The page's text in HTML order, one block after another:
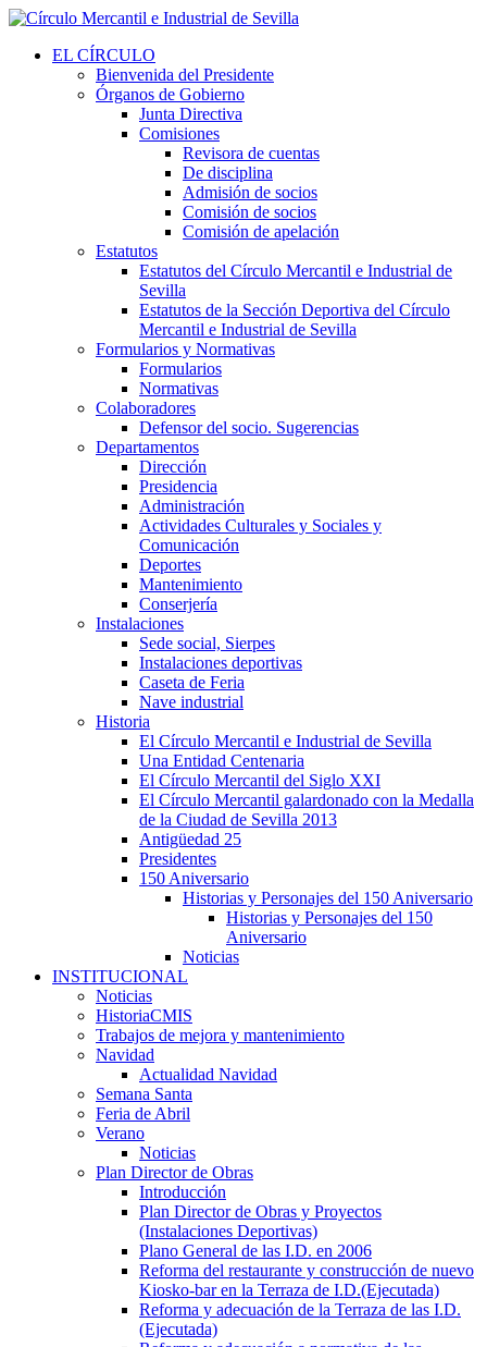
EL CÍRCULO
Bienvenida del Presidente
Órganos de Gobierno
Junta Directiva
Comisiones
Revisora de cuentas
De disciplina
Admisión de socios
Comisión de socios
Comisión de apelación
Estatutos
Estatutos del Círculo Mercantil e Industrial de
Sevilla
Estatutos de la Sección Deportiva del Círculo
Mercantil e Industrial de Sevilla
Formularios y Normativas
Formularios
Normativas
Colaboradores
Defensor del socio. Sugerencias
Departamentos
Dirección
Presidencia
Administración
Actividades Culturales y Sociales y
Comunicación
Deportes
Mantenimiento
Conserjería
Instalaciones
Sede social, Sierpes
Instalaciones deportivas
Caseta de Feria
Nave industrial
Historia
El Círculo Mercantil e Industrial de Sevilla
Una Entidad Centenaria
El Círculo Mercantil del Siglo XXI
El Círculo Mercantil galardonado con la Medalla
de la Ciudad de Sevilla 2013
Antigüedad 25
Presidentes
150 Aniversario
Historias y Personajes del 150 Aniversario
Historias y Personajes del 150
Aniversario
Noticias
INSTITUCIONAL
Noticias
HistoriaCMIS
Trabajos de mejora y mantenimiento
Navidad
Actualidad Navidad
Semana Santa
Feria de Abril
Verano
Noticias
Plan Director de Obras
Introducción
Plan Director de Obras y Proyectos
(Instalaciones Deportivas)
Plano General de las I.D. en 2006
Reforma del restaurante y construcción de nuevo
Kiosko-bar en la Terraza de I.D.(Ejecutada)
Reforma y adecuación de la Terraza de las I.D.
(Ejecutada)